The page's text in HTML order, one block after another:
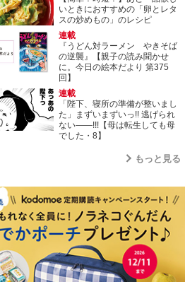
いときにおすすめの「卵とレタ
スの炒めもの」のレシピ
連載
『うどん対ラーメン やきそば
の逆襲』【親子の読み聞かせ
に。今日の絵本だより 第375
回】
連載
「陛下、寝所の準備が整いまし
た」まずいまずいっ!! 逃げられ
ない――!!!【母は転生しても母
でした・8】
もっと見る